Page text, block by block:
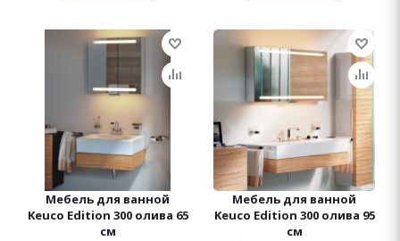
Мебель для ванной
Keuco Edition 300 олива 65
см
Мебель для ванной
Keuco Edition 300 олива 95
см